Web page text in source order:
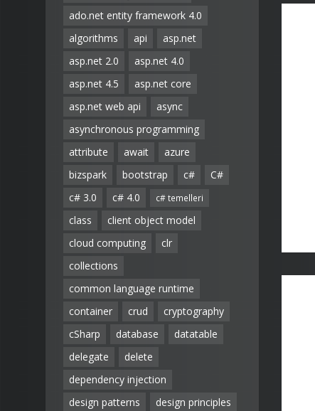
ado.net entity framework 4.0
algorithms
api
asp.net
asp.net 2.0
asp.net 4.0
asp.net 4.5
asp.net core
asp.net web api
async
asynchronous programming
attribute
await
azure
bizspark
bootstrap c#
C#
c# 3.0
c# 4.0 c# temelleri
class
client object model
cloud computing
clr
collections
common language runtime
container
crud
cryptography
cSharp
database
datatable
delegate
delete
dependency injection
design patterns
design principles